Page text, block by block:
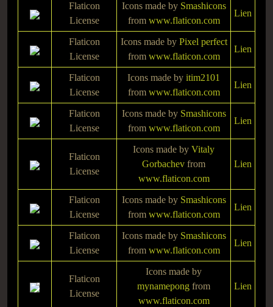
Flaticon
License
Icons made by Smashicons
from www.flaticon.com
Lien
Flaticon
License
Icons made by Pixel perfect
from www.flaticon.com
Lien
Flaticon
License
Icons made by itim2101
from www.flaticon.com
Lien
Flaticon
License
Icons made by Smashicons
from www.flaticon.com
Lien
Flaticon
License
Icons made by Vitaly
Gorbachev from
www.flaticon.com
Lien
Flaticon
License
Icons made by Smashicons
from www.flaticon.com
Lien
Flaticon
License
Icons made by Smashicons
from www.flaticon.com
Lien
Flaticon
License
Icons made by
mynamepong from
www.flaticon.com
Lien